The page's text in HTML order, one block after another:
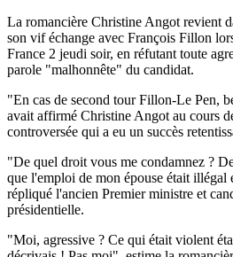
La romancière Christine Angot revient
son vif échange avec François Fillon
France 2 jeudi soir, en réfutant toute
parole "malhonnête" du candidat.
"En cas de second tour Fillon-Le Pen,
avait affirmé Christine Angot au cours
controversée qui a eu un succès
"De quel droit vous me condamnez ?
que l'emploi de mon épouse était
répliqué l'ancien Premier ministre et
présidentielle.
"Moi, agressive ? Ce qui était violent